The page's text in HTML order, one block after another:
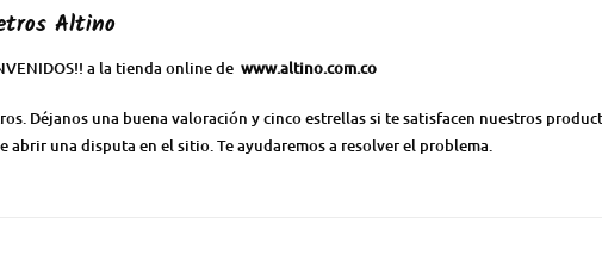
Altino
a la tienda online de www.altino.com.co
Déjanos una buena valoración y cinco estrellas si te satisfacen nuestros
una disputa en el sitio. Te ayudaremos a resolver el problema.